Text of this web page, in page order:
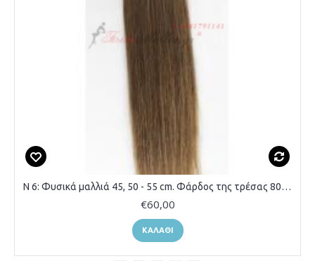
N 6: Φυσικά μαλλιά 45, 50 - 55 cm. Φάρδος της τρέσας 80 cm.
€60,00
ΚΑΛΆΘΙ